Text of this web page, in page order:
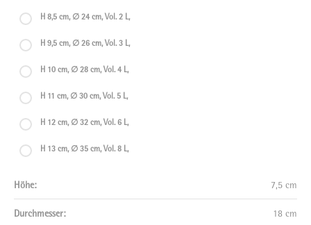
H 8,5 cm, ∅ 24 cm, Vol. 2 L,
H 9,5 cm, ∅ 26 cm, Vol. 3 L,
H 10 cm, ∅ 28 cm, Vol. 4 L,
H 11 cm, ∅ 30 cm, Vol. 5 L,
H 12 cm, ∅ 32 cm, Vol. 6 L,
H 13 cm, ∅ 35 cm, Vol. 8 L,
Höhe: 7,5 cm
Durchmesser: 18 cm